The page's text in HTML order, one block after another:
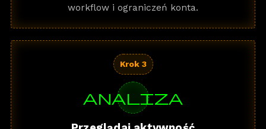
workflow i ograniczeń konta.
Krok 3
analiza